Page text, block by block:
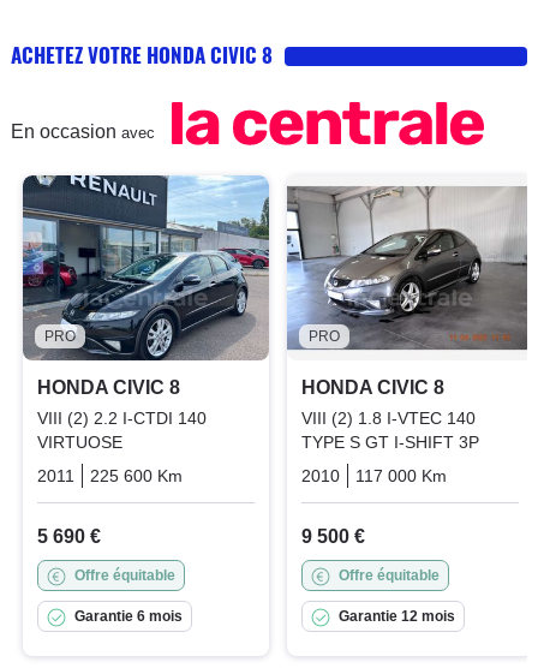
ACHETEZ VOTRE HONDA CIVIC 8
En occasion avec
PRO
HONDA CIVIC 8
VIII (2) 2.2 I-CTDI 140
VIRTUOSE
2011
225 600 Km Diesel
5 690 €
Offre équitable
Garantie 6 mois
PRO
HONDA CIVIC 8
VIII (2) 1.8 I-VTEC 140
TYPE S GT I-SHIFT 3P
2010
117 000 Km
9 500 €
Offre équitable
Garantie 12 mois